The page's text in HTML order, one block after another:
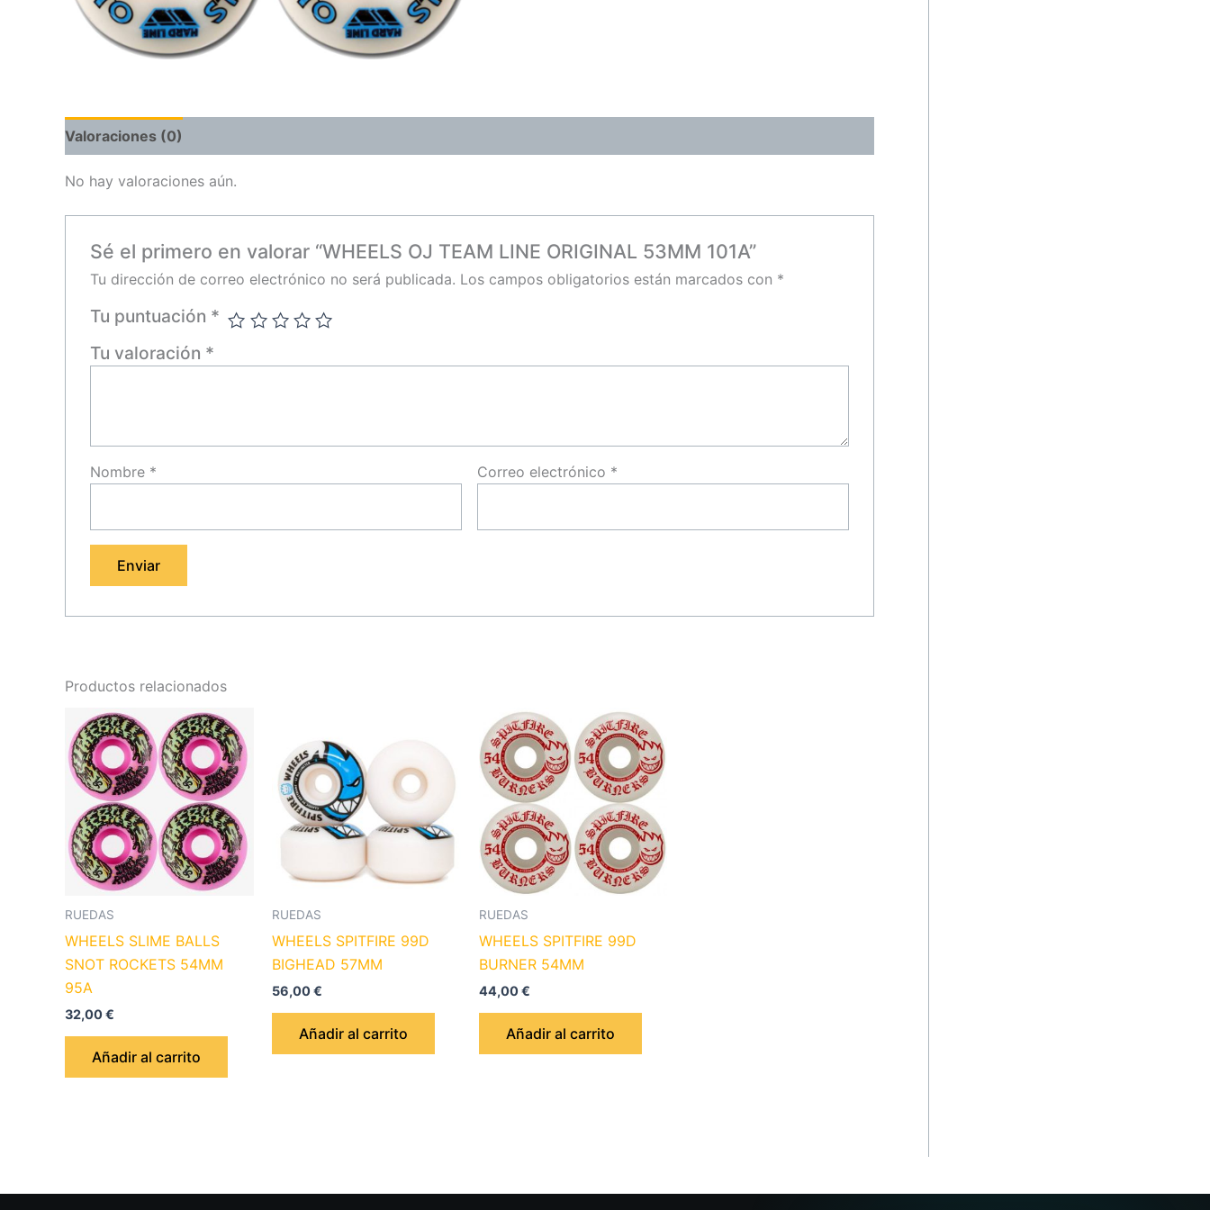
Valoraciones (0)
No hay valoraciones aún.
Sé el primero en valorar “WHEELS OJ TEAM LINE ORIGINAL 53MM 101A”
Tu dirección de correo electrónico no será publicada. Los campos obligatorios están marcados con *
Tu puntuación *
Tu valoración *
Nombre * Correo electrónico *
Productos relacionados
RUEDAS
WHEELS SLIME BALLS
SNOT ROCKETS 54MM
95A
32,00€
Añadir al carrito
RUEDAS
WHEELS SPITFIRE 99D
BIGHEAD 57MM
56,00€
Añadir al carrito
RUEDAS
WHEELS SPITFIRE 99D
BURNER 54MM
44,00€
Añadir al carrito